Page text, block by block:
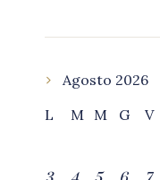
Agosto 2026
L
M M G V